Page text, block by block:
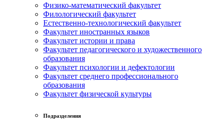
Физико-математический факультет
Филологический факультет
Естественно-технологический факультет
Факультет иностранных языков
Факультет истории и права
Факультет педагогического и художественного
образования
Факультет психологии и дефектологии
Факультет среднего профессионального
образования
Факультет физической культуры
Подразделения